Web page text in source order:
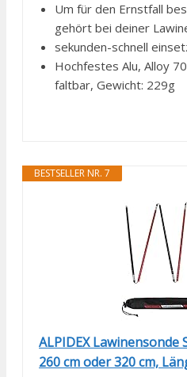
Um für den Ernstfall
gehört bei deiner
sekunden-schnell
Hochfestes Alu, Alloy
faltbar, Gewicht: 229g
BESTSELLER NR. 7
ALPIDEX
260 cm oder 320 cm,